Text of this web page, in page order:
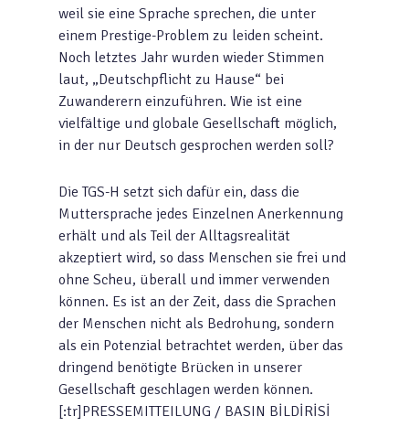
weil sie eine Sprache sprechen, die unter
einem Prestige-Problem zu leiden scheint.
Noch letztes Jahr wurden wieder Stimmen
laut, „Deutschpflicht zu Hause“ bei
Zuwanderern einzuführen. Wie ist eine
vielfältige und globale Gesellschaft möglich,
in der nur Deutsch gesprochen werden soll?
Die TGS-H setzt sich dafür ein, dass die
Muttersprache jedes Einzelnen Anerkennung
erhält und als Teil der Alltagsrealität
akzeptiert wird, so dass Menschen sie frei und
ohne Scheu, überall und immer verwenden
können. Es ist an der Zeit, dass die Sprachen
der Menschen nicht als Bedrohung, sondern
als ein Potenzial betrachtet werden, über das
dringend benötigte Brücken in unserer
Gesellschaft geschlagen werden können.
[:tr]PRESSEMITTEILUNG / BASIN BİLDİRİSİ